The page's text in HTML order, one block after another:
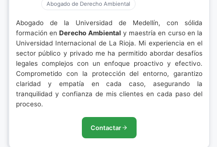
Abogado de Derecho Ambiental
Abogado de la Universidad de Medellín, con sólida
formación enDerecho Ambiental y maestría en curso en la
Universidad Internacional de La Rioja. Mi experiencia en el
sector público y privado me ha permitido abordar desafíos
legales complejos con un enfoque proactivo y efectivo.
Comprometido con la protección del entorno, garantizo
claridad y empatía en cada caso, asegurando la
tranquilidad y confianza de mis clientes en cada paso del
proceso.
Contactar